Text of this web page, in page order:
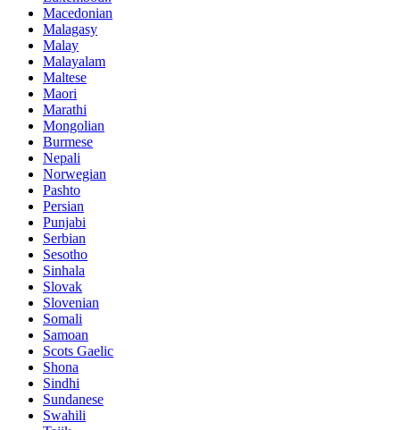
Macedonian
Malagasy
Malay
Malayalam
Maltese
Maori
Marathi
Mongolian
Burmese
Nepali
Norwegian
Pashto
Persian
Punjabi
Serbian
Sesotho
Sinhala
Slovak
Slovenian
Somali
Samoan
Scots Gaelic
Shona
Sindhi
Sundanese
Swahili